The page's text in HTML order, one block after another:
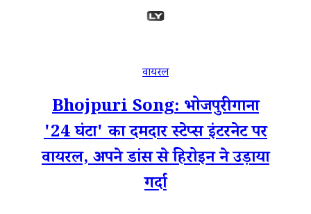
वायरल
Bhojpuri Song: भोजपुरी गाना
'24 घंटा' का दमदार स्टेप्स इंटरनेट पर
वायरल, अपने डांस से हिरोइन ने उड़ाया
गर्दा